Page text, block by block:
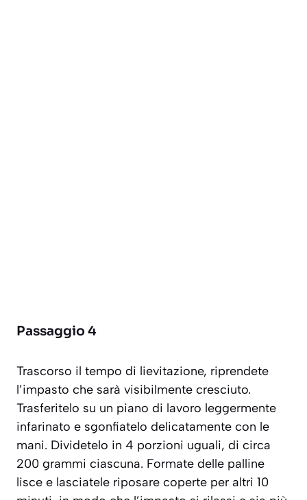
Passaggio 4
Trascorso il tempo di lievitazione, riprendete
l’impasto che sarà visibilmente cresciuto.
Trasferitelo su un piano di lavoro leggermente
infarinato e sgonfiatelo delicatamente con le
mani. Dividetelo in 4 porzioni uguali, di circa
200 grammi ciascuna. Formate delle palline
lisce e lasciatele riposare coperte per altri 10